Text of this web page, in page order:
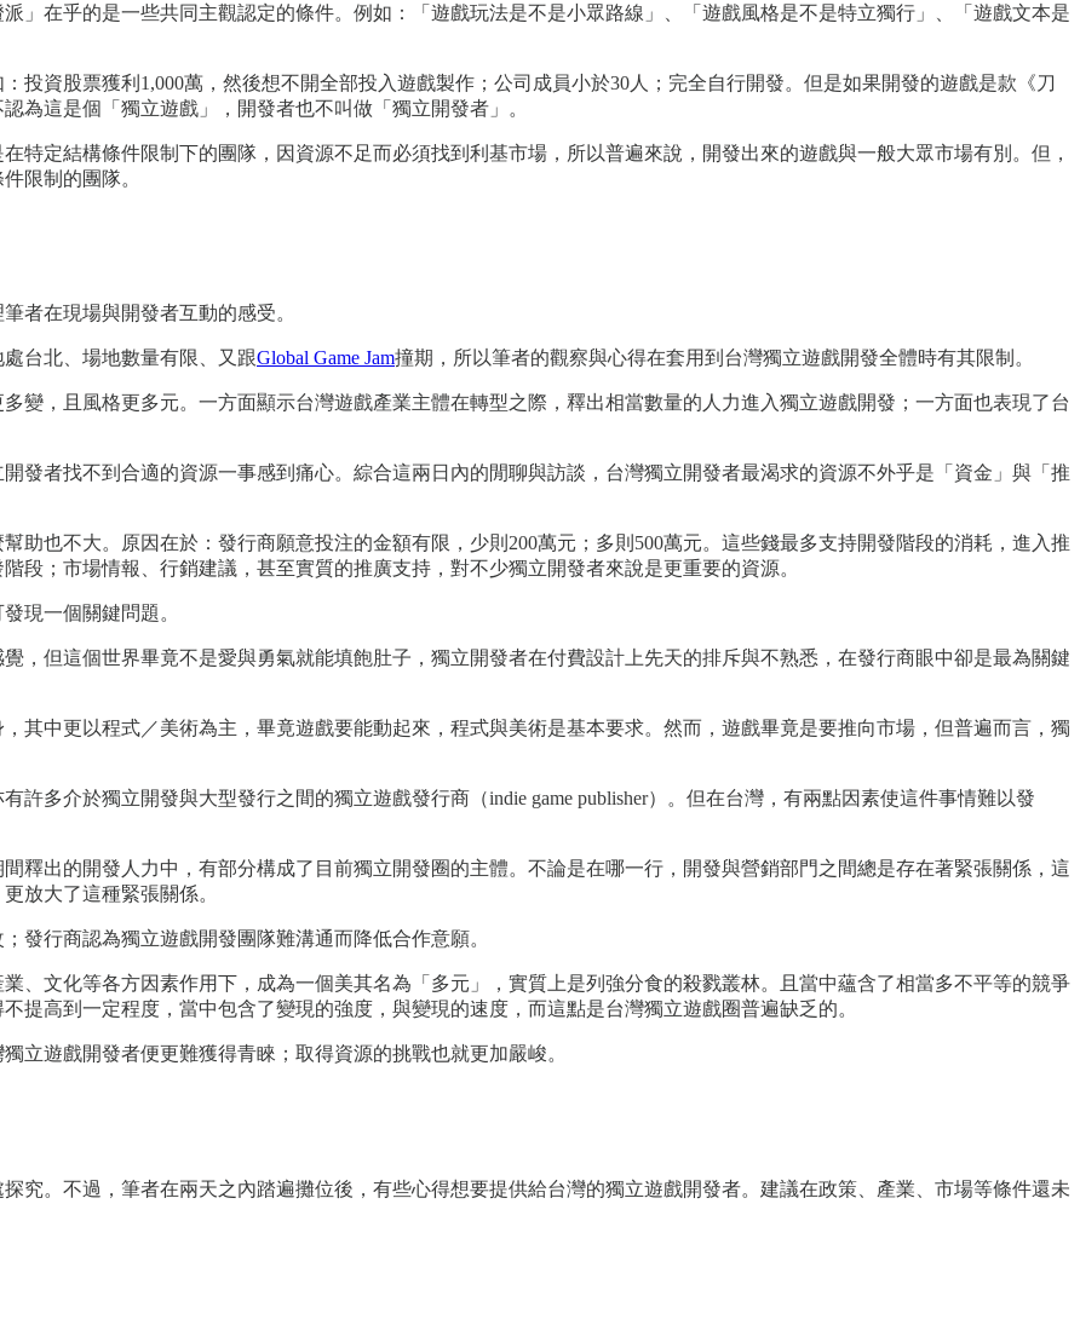
」在乎的是一些共同主觀認定的條件。例如：「遊戲玩法是不是小眾路線」、「遊戲風格是不是特立獨行」、「遊戲文本是
投資股票獲利1,000萬，然後想不開全部投入遊戲製作；公司成員小於30人；完全自行開發。但是如果開發的遊戲是款《刀
為這是個「獨立遊戲」，開發者也不叫做「獨立開發者」。
特定結構條件限制下的團隊，因資源不足而必須找到利基市場，所以普遍來說，開發出來的遊戲與一般大眾市場有別。但，
限制的團隊。
者在現場與開發者互動的感受。
台北、場地數量有限、又跟Global Game Jam撞期，所以筆者的觀察與心得在套用到台灣獨立遊戲開發全體時有其限制。
變，且風格更多元。一方面顯示台灣遊戲產業主體在轉型之際，釋出相當數量的人力進入獨立遊戲開發；一方面也表現了台
發者找不到合適的資源一事感到痛心。綜合這兩日內的閒聊與訪談，台灣獨立開發者最渴求的資源不外乎是「資金」與「推
助也不大。原因在於：發行商願意投注的金額有限，少則200萬元；多則500萬元。這些錢最多支持開發階段的消耗，進入推
段；市場情報、行銷建議，甚至實質的推廣支持，對不少獨立開發者來說是更重要的資源。
現一個關鍵問題。
，但這個世界畢竟不是愛與勇氣就能填飽肚子，獨立開發者在付費設計上先天的排斥與不熟悉，在發行商眼中卻是最為關鍵
其中更以程式／美術為主，畢竟遊戲要能動起來，程式與美術是基本要求。然而，遊戲畢竟是要推向市場，但普遍而言，獨
多介於獨立開發與大型發行之間的獨立遊戲發行商（indie game publisher）。但在台灣，有兩點因素使這件事情難以發
釋出的開發人力中，有部分構成了目前獨立開發圈的主體。不論是在哪一行，開發與營銷部門之間總是存在著緊張關係，這
放大了這種緊張關係。
發行商認為獨立遊戲開發團隊難溝通而降低合作意願。
、文化等各方因素作用下，成為一個美其名為「多元」，實質上是列強分食的殺戮叢林。且當中蘊含了相當多不平等的競爭
提高到一定程度，當中包含了變現的強度，與變現的速度，而這點是台灣獨立遊戲圈普遍缺乏的。
立遊戲開發者便更難獲得青睞；取得資源的挑戰也就更加嚴峻。
究。不過，筆者在兩天之內踏遍攤位後，有些心得想要提供給台灣的獨立遊戲開發者。建議在政策、產業、市場等條件還未